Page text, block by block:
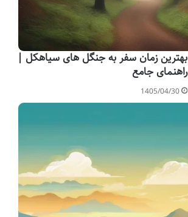
بهترین زمان سفر به جنگل های سیاهکل |
راهنمای جامع
1405/04/30